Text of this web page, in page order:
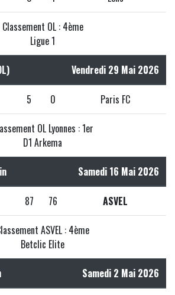
Classement OL : 4ème
Ligue 1
Vendredi 29 Mai 2026
5 0 Paris FC
OL Lyonnes : 1er
D1 Arkema
Samedi 16 Mai 2026
87 76 ASVEL
ASVEL : 4ème
Betclic Elite
Samedi 2 Mai 2026